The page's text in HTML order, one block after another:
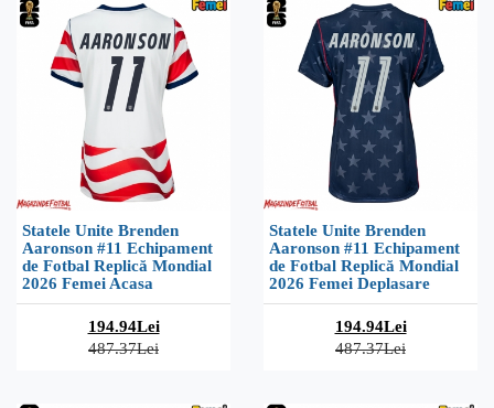
Statele Unite Brenden
Aaronson #11 Echipament
de Fotbal Replică Mondial
2026 Femei Acasa
194.94Lei
487.37Lei
Statele Unite Brenden
Aaronson #11 Echipament
de Fotbal Replică Mondial
2026 Femei Deplasare
194.94Lei
487.37Lei